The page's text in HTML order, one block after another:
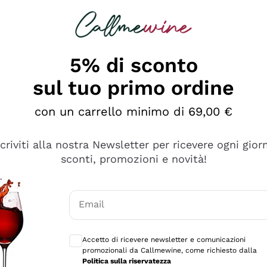
è male ma secondo me ci sono alternative che
5% di sconto
sul tuo primo ordine
con un carrello minimo di 69,00 €
alla nostra Newsletter per ricevere ogni
sconti, promozioni e novità!
Email
Accetto di ricevere newsletter e comunicazioni
promozionali da Callmewine, come richiesto dalla
Politica sulla riservatezza